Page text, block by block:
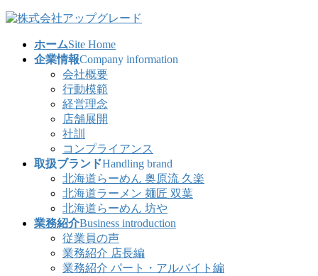
コ
ナ
ホームSite Home
企業情報Company information
会社概要
行動模範
経営理念
店舗展開
社訓
コンプライアンス
取扱ブランドHandling brand
北海道らーめん 奥原流 久楽
北海道ラーメン 麺匠 双葉
北海道らーめん 坊や
業務紹介Business introduction
従業員の声
業務紹介 店長編
業務紹介 パート・アルバイト編